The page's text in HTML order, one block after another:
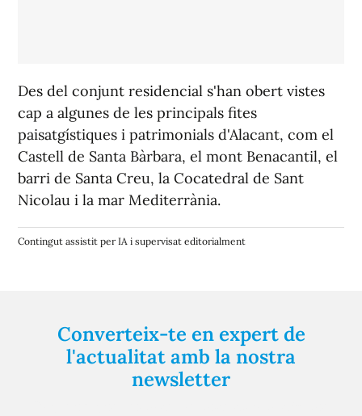
Des del conjunt residencial s'han obert vistes
cap a algunes de les principals fites
paisatgístiques i patrimonials d'Alacant, com el
Castell de Santa Bàrbara, el mont Benacantil, el
barri de Santa Creu, la Cocatedral de Sant
Nicolau i la mar Mediterrània.
Contingut assistit per IA i supervisat editorialment
Converteix-te en expert de
l'actualitat amb la nostra
newsletter